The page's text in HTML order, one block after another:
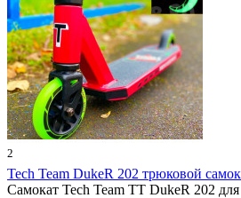
2
Tech Team DukeR 202 трюковой
Самокат Tech Team TT DukeR 202